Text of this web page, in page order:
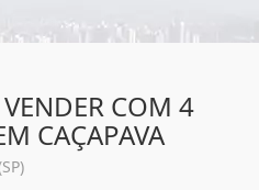
COM 4
CAÇAPAVA